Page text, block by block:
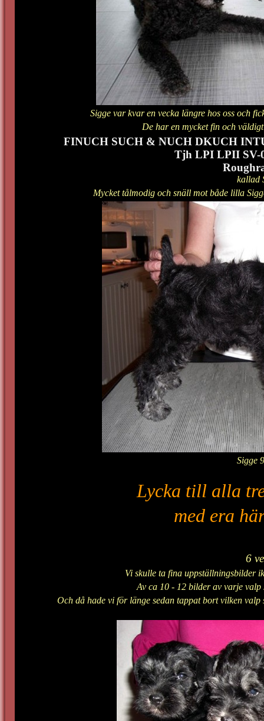
Sigge var kvar en vecka längre hos oss och
De har en mycket fin och
FINUCH SUCH & NUCH DKUCH
Tjh LPI LPII SV-
kallad
Mycket tålmodig och snäll mot både lilla
Sigge
Lycka till alla
med era
6
Vi skulle ta fina uppställningsbilder
Av ca 10 - 12 bilder av varje
Och då hade vi för länge sedan tappat bort vilken